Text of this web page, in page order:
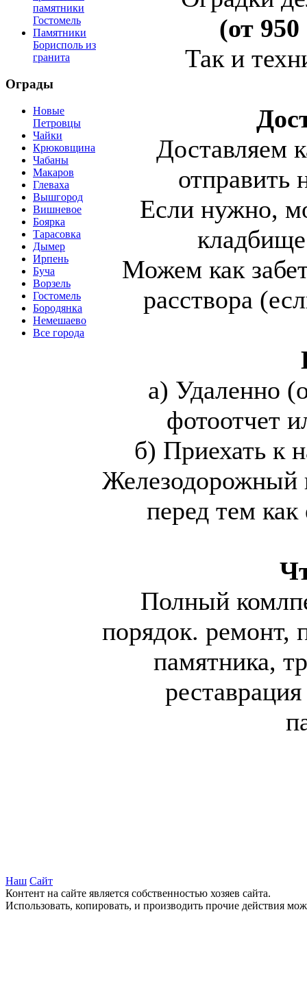
памятники
Гостомель
Памятники
Борисполь из
гранита
Ограды
Новые
Петровцы
Чайки
Крюковщина
Чабаны
Макаров
Глеваха
Вышгород
Вишневое
Боярка
Тарасовка
Дымер
Ирпень
Буча
Ворзель
Гостомель
Бородянка
Немешаево
Все города
(от
Так и
Доставляем
отправить
Если нужно,
Можем как
расствора
а) Удаленно
фотоотчет
б) Приехать к
Железодорожный
перед тем как
Полный
порядок. ремонт,
памятника,
Наш Сайт
Контент на сайте является собственностью хозяев сайта.
Использовать, копировать, и производить прочие действия